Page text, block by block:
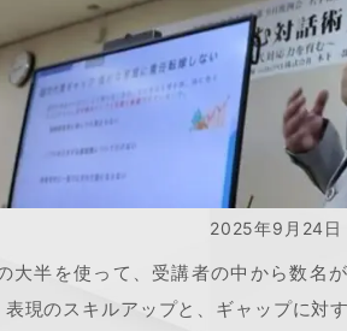
2025年9月24日
大半を使って、受講者の中から数名
現のスキルアップと、ギャップに対